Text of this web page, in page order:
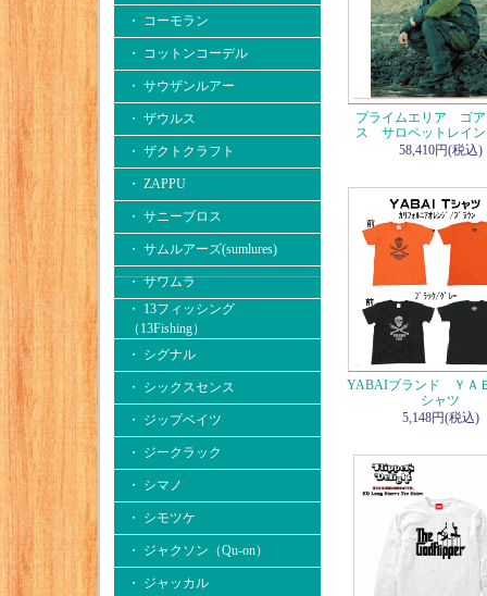
・ コーモラン
・ コットンコーデル
・ サウザンルアー
・ ザウルス
・ ザクトクラフト
・ ZAPPU
・ サニーブロス
・ サムルアーズ(sumlures)
・ サワムラ
・ 13フィッシング
（13Fishing）
・ シグナル
・ シックスセンス
・ ジップベイツ
・ ジークラック
・ シマノ
・ シモツケ
・ ジャクソン（Qu-on）
・ ジャッカル
プライムエリア ゴア
ス サロペットレイン
58,410円(税込)
YABAIブランド ＹＡ
シャツ
5,148円(税込)